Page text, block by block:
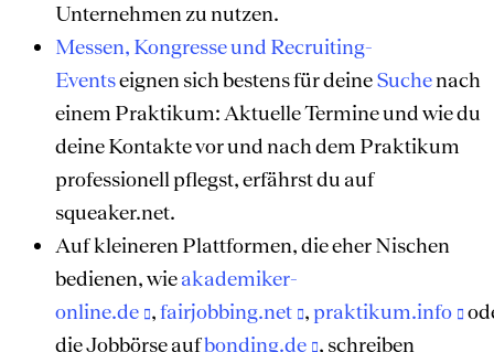
Unternehmen zu nutzen.
Messen, Kongresse und Recruiting-
Eventseignen sich bestens für deineSuchenach
einem Praktikum: Aktuelle Termine und wie du
deine Kontakte vor und nach dem Praktikum
professionell pflegst, erfährst du auf
squeaker.net.
Auf kleineren Plattformen, die eher Nischen
bedienen, wieakademiker-
online.de ,fairjobbing.net ,praktikum.info
die Jobbörse aufbonding.de , schreiben